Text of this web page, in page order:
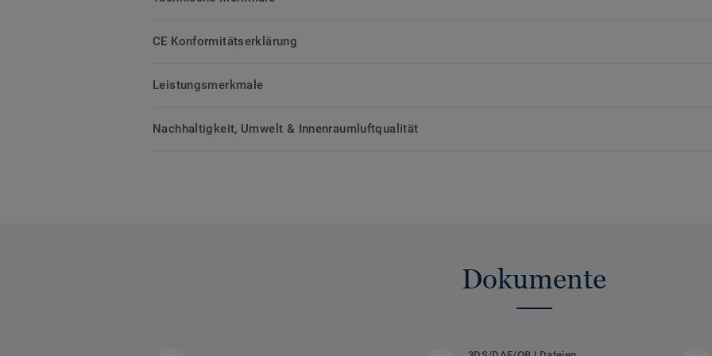
CE Konformitätserklärung
Leistungsmerkmale
Nachhaltigkeit, Umwelt & Innenraumluftqualität
Dokumente